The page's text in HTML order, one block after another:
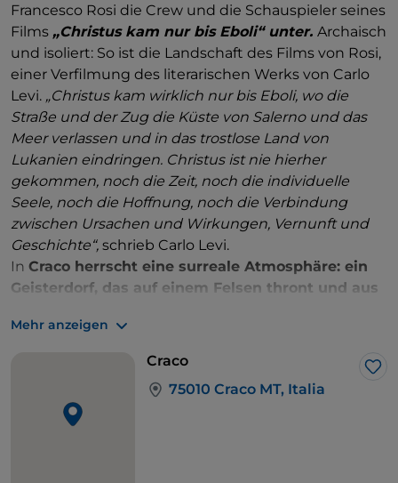
Francesco Rosi die Crew und die Schauspieler seines
Films „Christus kam nur bis Eboli“ unter. Archaisch
und isoliert: So ist die Landschaft des Films von Rosi,
einer Verfilmung des literarischen Werks von Carlo
Levi. „Christus kam wirklich nur bis Eboli, wo die
Straße und der Zug die Küste von Salerno und das
Meer verlassen und in das trostlose Land von
Lukanien eindringen. Christus ist nie hierher
gekommen, noch die Zeit, noch die individuelle
Seele, noch die Hoffnung, noch die Verbindung
zwischen Ursachen und Wirkungen, Vernunft und
Geschichte“, schrieb Carlo Levi.
In Craco herrscht eine surreale Atmosphäre: ein
Geisterdorf, das auf einem Felsen thront und aus
aneinander klammern, sowie aus engen Gassen und
Treppen, einem normannischen Turm und einer
Burg aus dem 12. Jahrhundert. Weiter geht es durch
die raue und mondähnliche Landschaft der Calanchi,
bevor man
Mehr anzeigen
Craco
75010 Craco MT, Italia